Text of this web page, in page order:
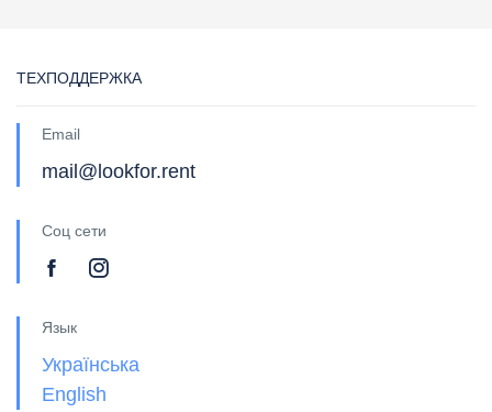
ТЕХПОДДЕРЖКА
Email
mail@lookfor.rent
Соц сети
Язык
Українська
English